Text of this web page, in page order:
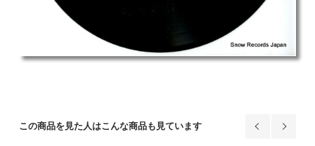
この商品を見た人はこんな商品も見ています